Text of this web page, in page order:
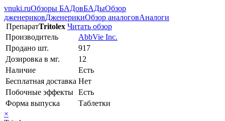
vnuki.ruОбзоры БАДовБАДыОбзор
дженериковДженерикиОбзор аналоговАналоги
ПрепаратTritolex Читать обзор
Производитель
AbbVie Inc.
Продано шт.
917
Дозировка в мг.
12
Наличие
Есть
Бесплатная доставка Нет
Побочные эффекты Есть
Форма выпуска
Таблетки
×